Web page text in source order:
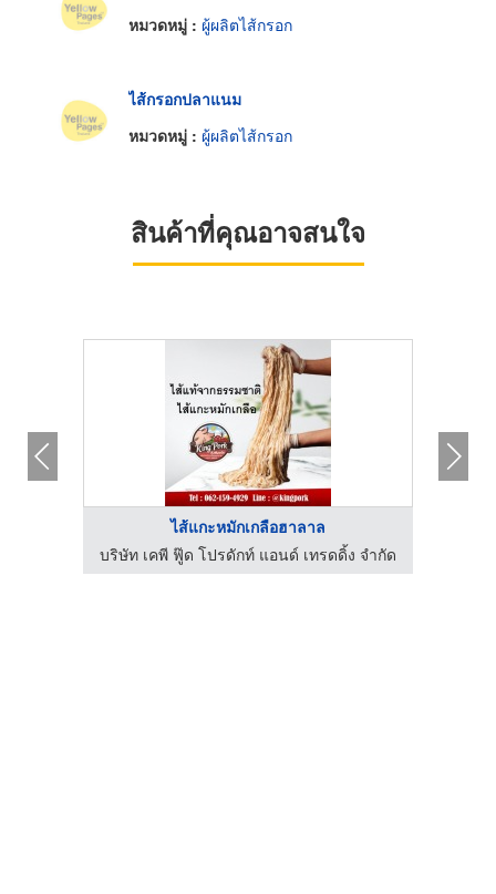
หมวดหมู่ : ผู้ผลิตไส้กรอก
ไส้กรอกปลาแนม
หมวดหมู่ : ผู้ผลิตไส้กรอก
สินค้าที่คุณอาจสนใจ
ไส้แกะหมักเกลือฮาลาล
บริษัท เคพี ฟู๊ด โปรดักท์ แอนด์ เทรดดิ้ง จำกัด